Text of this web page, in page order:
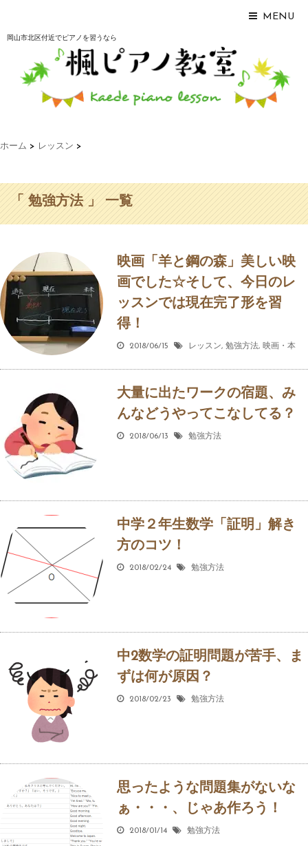
MENU
岡山市北区付近でピアノを習うなら
ホーム > レッスン >
「 勉強方法 」 一覧
映画「羊と鋼の森」美しい映
画でした☆そして、今日のレ
ッスンでは現在完了形を習
得！
2018/06/15 レッスン, 勉強方法, 映画・本
大量に出たワークの宿題、み
んなどうやってこなしてる？
2018/06/13 勉強方法
中学２年生数学「証明」解き
方のコツ！
2018/02/24 勉強方法
中2数学の証明問題が苦手、ま
ずは何が原因？
2018/02/23 勉強方法
思ったような問題集がないな
ぁ・・・、じゃあ作ろう！
2018/01/14 勉強方法